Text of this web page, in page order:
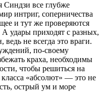
Синдзи все глубже
интриг, соперничества
и тут же проверяются
удары приходят с разных,
не всегда это враги.
по-своему
краха, необходимы
чтобы решиться на
«абсолют» — это не
острый ум и море